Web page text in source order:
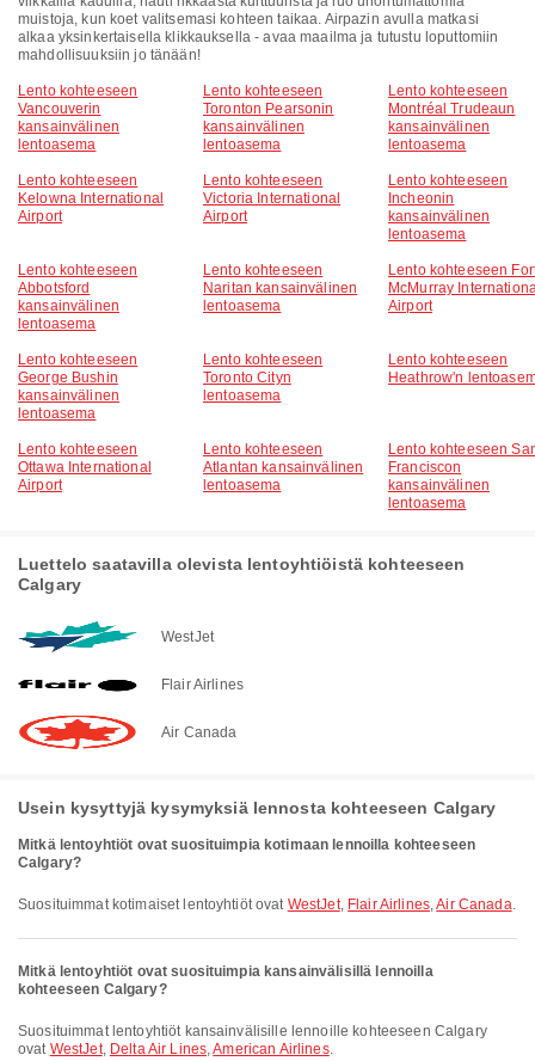
muistoja, kun koet valitsemasi kohteen taikaa. Airpazin avulla matkasi
alkaa yksinkertaisella klikkauksella - avaa maailma ja tutustu loputtomiin
mahdollisuuksiin jo tänään!
Lento kohteeseen
Vancouverin
kansainvälinen
lentoasema
Lento kohteeseen
Toronton Pearsonin
kansainvälinen
lentoasema
Lento kohteeseen
Montréal Trudeaun
kansainvälinen
lentoasema
Lento kohteeseen
Kelowna International
Airport
Lento kohteeseen
Victoria International
Airport
Lento kohteeseen
Incheonin
kansainvälinen
lentoasema
Lento kohteeseen
Abbotsford
kansainvälinen
lentoasema
Lento kohteeseen
Naritan kansainvälinen
lentoasema
Lento kohteeseen
McMurray
Airport
Lento kohteeseen
George Bushin
kansainvälinen
lentoasema
Lento kohteeseen
Toronto Cityn
lentoasema
Lento kohteeseen
Heathrow'n
Lento kohteeseen
Ottawa International
Airport
Lento kohteeseen
Atlantan kansainvälinen
lentoasema
Lento kohteeseen
Franciscon
kansainvälinen
lentoasema
Luettelo saatavilla olevista lentoyhtiöistä kohteeseen
Calgary
WestJet
Flair Airlines
Air Canada
Usein kysyttyjä kysymyksiä lennosta kohteeseen Calgary
Mitkä lentoyhtiöt ovat suosituimpia kotimaan lennoilla kohteeseen
Calgary?
Suosituimmat kotimaiset lentoyhtiöt ovat WestJet, Flair Airlines,Air Canada.
Mitkä lentoyhtiöt ovat suosituimpia kansainvälisillä lennoilla
kohteeseen Calgary?
Suosituimmat lentoyhtiöt kansainvälisille lennoille kohteeseen Calgary
ovat WestJet, Delta Air Lines,American Airlines.